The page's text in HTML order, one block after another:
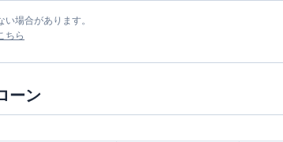
場合があります。
ちら
ーン